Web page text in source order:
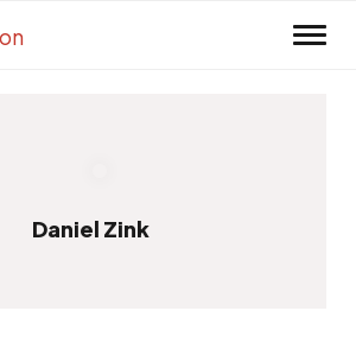
Daniel Zink